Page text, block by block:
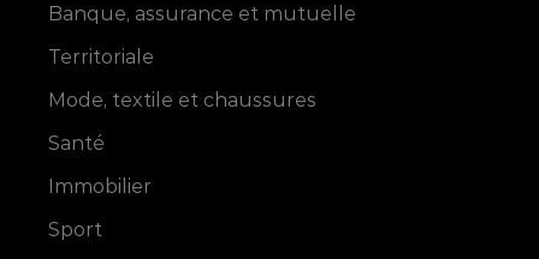
Banque, assurance et mutuelle
Territoriale
Mode, textile et chaussures
Santé
Immobilier
Sport